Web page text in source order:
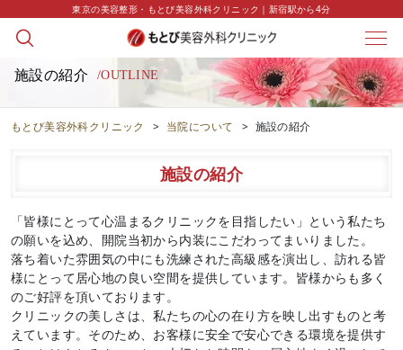
東京の美容整形・もとび美容外科クリニック｜新宿駅から4分
施設の紹介 /OUTLINE
もとび美容外科クリニック > 当院について > 施設の紹介
施設の紹介
「皆様にとって心温まるクリニックを目指したい」という私たち
の願いを込め、開院当初から内装にこだわってまいりました。
落ち着いた雰囲気の中にも洗練された高級感を演出し、訪れる皆
様にとって居心地の良い空間を提供しています。皆様からも多く
のご好評を頂いております。
クリニックの美しさは、私たちの心の在り方を映し出すものと考
えています。そのため、お客様に安全で安心できる環境を提供す